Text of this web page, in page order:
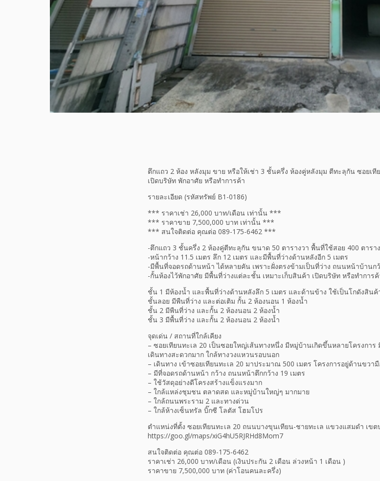
ตึกแถว 2 ห้อง หลังมุม ขาย หรือให้เช่า 3 ชั้นครึ่ง ห้องคู่หลังมุม ตีทะลุกัน ซอยเที
เปิดบริษัท พักอาศัย หรือทำการค้า
รายละเอียด (รหัสทรัพย์ B1-0186)
*** ราคาเช่า 26,000 บาท/เดือน เท่านั้น ***
*** ราคาขาย 7,500,000 บาท เท่านั้น ***
*** สนใจติดต่อ คุณต่อ 089-175-6462 ***
-ตึกแถว 3 ชั้นครึ่ง 2 ห้องคู่ตีทะลุกัน ขนาด 50 ตารางวา พื้นที่ใช้สอย 400 ตาร
-หน้ากว้าง 11.5 เมตร ลึก 12 เมตร และมีพื้นที่ว่างด้านหลังอีก 5 เมตร
-มีพื้นที่จอดรถด้านหน้า ได้หลายคัน เพราะฝั่งตรงข้ามเป็นที่ว่าง ถนนหน้าบ้านก
-กั้นห้องไว้พักอาศัย มีพื้นที่ว่างแต่ละชั้น เหมาะเก็บสินค้า เปิดบริษัท หรือทำการค้
ชั้น 1 มีห้องน้ำ และพื้นที่ว่างด้านหลังลึก 5 เมตร และด้านข้าง ใช้เป็นโกดังสินค้
ชั้นลอย มีพืนที่ว่าง และต่อเติม กั้น 2 ห้องนอน 1 ห้องน้ำ
ชั้น 2 มีพืนที่ว่าง และกั้น 2 ห้องนอน 2 ห้องน้ำ
ชั้น 3 มีพื้นที่ว่าง และกั้น 2 ห้องนอน 2 ห้องน้ำ
จุดเด่น / สถานที่ใกล้เคียง
– ซอยเทียนทะเล 20 เป็นซอยใหญ่เส้นทางหนึ่ง มีหมู่บ้านเกิดขึ้นหลายโครงการ
เดินทางสะดวกมาก ใกล้ทางวงแหวนรอบนอก
– เดินทาง เข้าซอยเทียนทะเล 20 มาประมาณ 500 เมตร โครงการอยู่ด้านขวา
– มีที่จอดรถด้านหน้า กว้าง ถนนหน้าตึกกว้าง 19 เมตร
– ใช้วัสดุอย่างดีโครงสร้างแข็งแรงมาก
– ใกล้แหล่งชุมชน ตลาดสด และหมู่บ้านใหญ่ๆ มากมาย
– ใกล้ถนนพระราม 2 และทางด่วน
– ใกล้ห้างเซ็นทรัล บิ๊กซี โลตัส โฮมโปร
ตำแหน่งที่ตั้ง ซอยเทียนทะเล 20 ถนนบางขุนเทียน-ชายทะเล แขวงแสมดำ เขต
https://goo.gl/maps/xiG4hU5RJRHd8Mom7
สนใจติดต่อ คุณต่อ 089-175-6462
ราคาเช่า 26,000 บาท/เดือน (เงินประกัน 2 เดือน ล่วงหน้า 1 เดือน )
ราคาขาย 7,500,000 บาท (ค่าโอนคนละครึ่ง)